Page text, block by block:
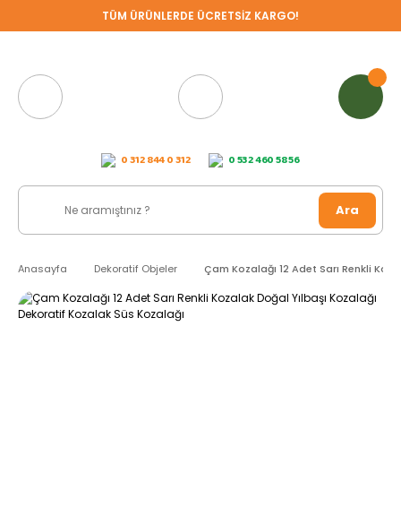
TÜM ÜRÜNLERDE ÜCRETSİZ KARGO!
0 312 844 0 312 0 532 460 58 56
Ara
Anasayfa Dekoratif Objeler Çam Kozalağı 12 Adet Sarı Renkli